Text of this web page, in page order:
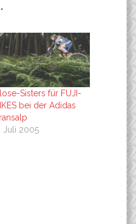
Sisters für FUJI-
bei der Adidas
Juli 2005